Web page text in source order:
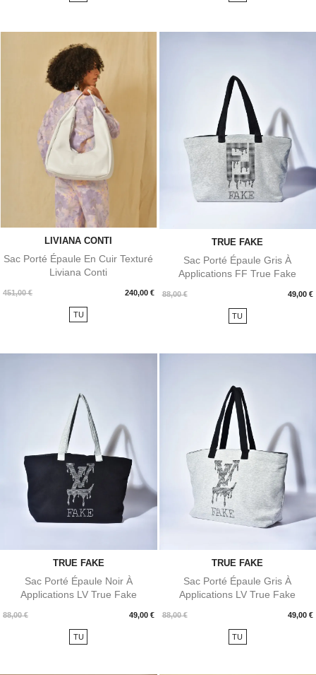
LIVIANA CONTI
Sac Porté Épaule En Cuir Texturé
Liviana Conti
451,00 € 240,00 €
Prix
TU
TRUE FAKE
Sac Porté Épaule Gris À
Applications FF True Fake
88,00 € 49,00 €
Prix
TU
TRUE FAKE
Sac Porté Épaule Noir À
Applications LV True Fake
88,00 € 49,00 €
Prix
TU
TRUE FAKE
Sac Porté Épaule Gris À
Applications LV True Fake
88,00 € 49,00 €
Prix
TU